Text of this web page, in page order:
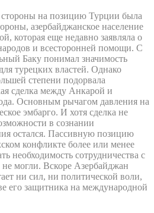
стороны на позицию Турции была
азербайджанское население
которая еще недавно заявляла о
и всесторонней помощи. С
Баку понимал значимость
турецких властей. Однако
степени подорвала
сделка между Анкарой и
Основным рычагом давления на
эмбарго. И хотя сделка не
в сознании
остался. Пассивную позицию
конфликте более или менее
необходимость сотрудничества с
могли. Вскоре Азербайджан
ни сил, ни политической воли,
его защитника на международной